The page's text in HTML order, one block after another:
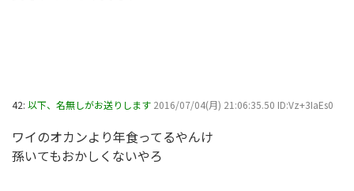
42: 以下、名無しがお送りします 2016/07/04(月) 21:06:35.50 ID:Vz+3IaEs0
ワイのオカンより年食ってるやんけ
孫いてもおかしくないやろ